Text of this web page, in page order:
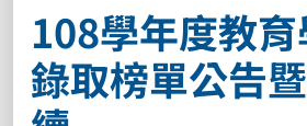
108學年度教
錄取榜單公告